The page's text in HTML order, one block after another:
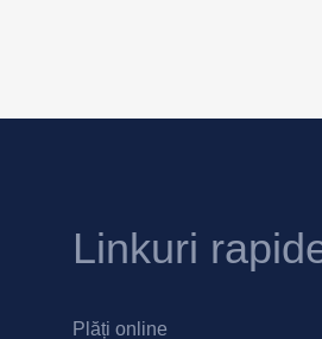
Linkuri
Plăți online